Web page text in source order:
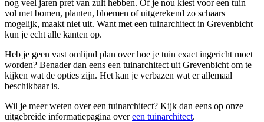
nog veel jaren pret van zult hebben. Of je nou kiest voor een tuin
vol met bomen, planten, bloemen of uitgerekend zo schaars
mogelijk, maakt niet uit. Want met een tuinarchitect in Grevenbicht
kun je echt alle kanten op.
Heb je geen vast omlijnd plan over hoe je tuin exact ingericht moet
worden? Benader dan eens een tuinarchitect uit Grevenbicht om te
kijken wat de opties zijn. Het kan je verbazen wat er allemaal
beschikbaar is.
Wil je meer weten over een tuinarchitect? Kijk dan eens op onze
uitgebreide informatiepagina overeen tuinarchitect.